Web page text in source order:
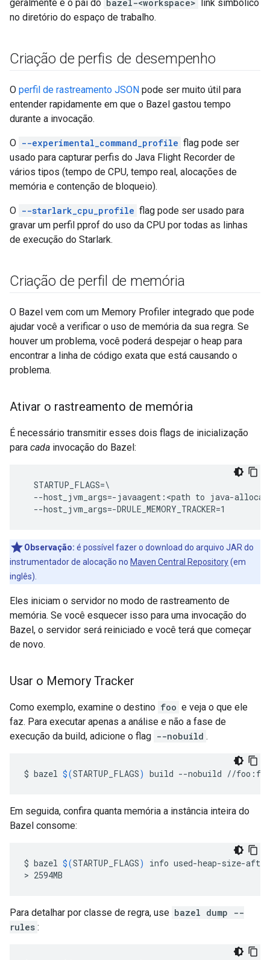
geralmente é o pai do bazel-<workspace>
link simbólico
no diretório do espaço de trabalho.
Criação de perfis de desempenho
O perfil de rastreamento JSON pode ser muito útil para
entender rapidamente em que o Bazel gastou tempo
durante a invocação.
O --experimental_command_profile flag pode ser
usado para capturar perfis do Java Flight Recorder de
vários tipos (tempo de CPU, tempo real, alocações de
memória e contenção de bloqueio).
O --starlark_cpu_profile flag pode ser usado para
gravar um perfil pprof do uso da CPU por todas as linhas
de execução do Starlark.
Criação de perfil de memória
O Bazel vem com um Memory Profiler integrado que pode
ajudar você a verificar o uso de memória da sua regra. Se
houver um problema, você poderá despejar o heap para
encontrar a linha de código exata que está causando o
problema.
Ativar o rastreamento de memória
É necessário transmitir esses dois flags de inicialização
para cada invocação do Bazel:
  STARTUP_FLAGS=\
--host_jvm_args=-javaagent:<path to java-
Observação: é possível fazer o download do arquivo JAR do
instrumentador de alocação no Maven Central Repository(em
inglês).
Eles iniciam o servidor no modo de rastreamento de
memória. Se você esquecer isso para uma invocação do
Bazel, o servidor será reiniciado e você terá que começar
de novo.
Usar o Memory Tracker
Como exemplo, examine o destino foo e veja o que ele
faz. Para executar apenas a análise e não a fase de
execução da build, adicione o flag --nobuild .
$ bazel $(STARTUP_FLAGS) build --nobuild
Em seguida, confira quanta memória a instância inteira do
Bazel consome:
$ bazel $(STARTUP_FLAGS) info used-heap-size-
>
Para detalhar por classe de regra, use bazel dump --
rules :